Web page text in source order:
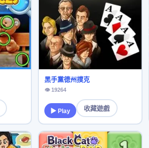
黑手黨德州撲克
👁 19264
▶ Play 收藏遊戲